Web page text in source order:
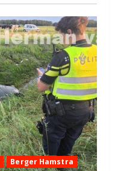
Berger Hamstra